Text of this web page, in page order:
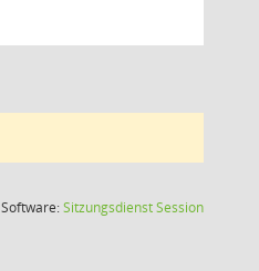
Software:SitzungsdienstSession(Wird in